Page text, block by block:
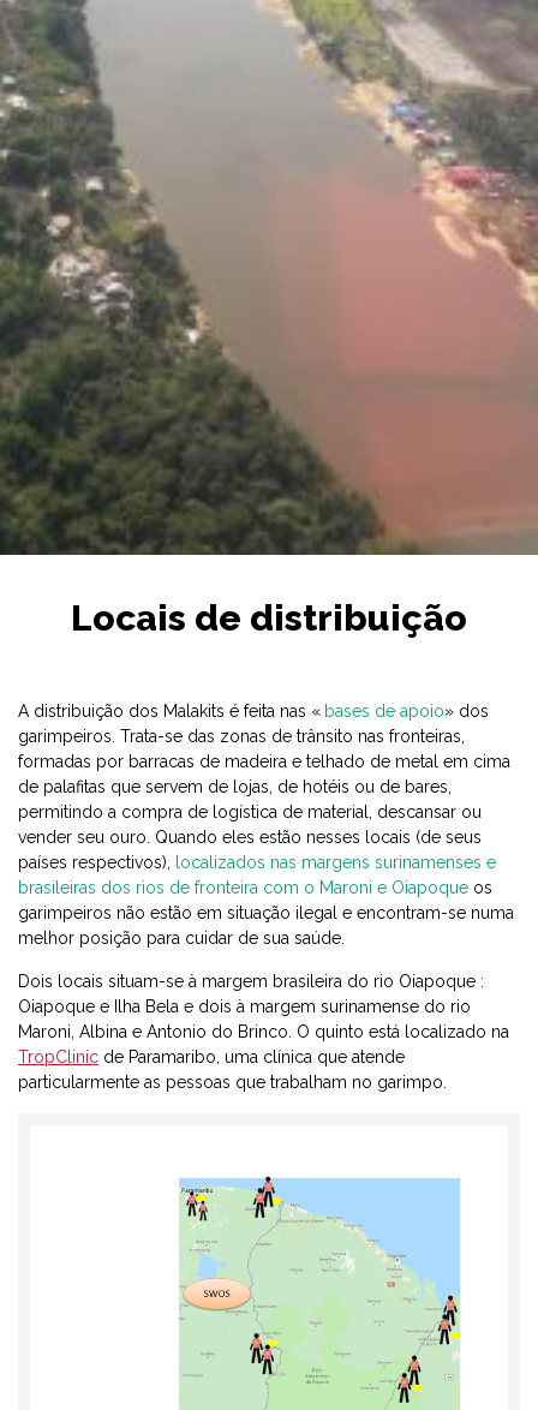
Locais de distribuição
A distribuição dos Malakits é feita nas « bases de apoio» dos
garimpeiros. Trata-se das zonas de trânsito nas fronteiras,
formadas por barracas de madeira e telhado de metal em cima
de palafitas que servem de lojas, de hotéis ou de bares,
permitindo a compra de logística de material, descansar ou
vender seu ouro. Quando eles estão nesses locais (de seus
países respectivos),
localizados nas margens surinamenses e
brasileiras dos rios de fronteira com o Maroni e Oiapoque os
garimpeiros não estão em situação ilegal e encontram-se numa
melhor posição para cuidar de sua saúde.
Dois locais situam-se à margem brasileira do rio Oiapoque :
Oiapoque e Ilha Bela e dois à margem surinamense do rio
Maroni, Albina e Antonio do Brinco. O quinto está localizado na
TropClinic de Paramaribo, uma clínica que atende
particularmente as pessoas que trabalham no garimpo.